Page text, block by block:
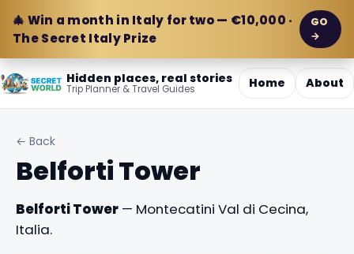
🎄 Win a month in Italy for two — €10,000 ·
The Secret Italy Prize
GO
→
Hidden places, real stories
Trip Planner & Travel Guides Home About
← Back
Belforti Tower
Belforti Tower — Montecatini Val di Cecina,
Italia.